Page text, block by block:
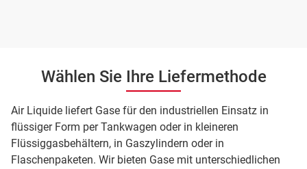
Wählen Sie Ihre Liefermethode
Air Liquide liefert Gase für den industriellen Einsatz in
flüssiger Form per Tankwagen oder in kleineren
Flüssiggasbehältern, in Gaszylindern oder in
Flaschenpaketen. Wir bieten Gase mit unterschiedlichen